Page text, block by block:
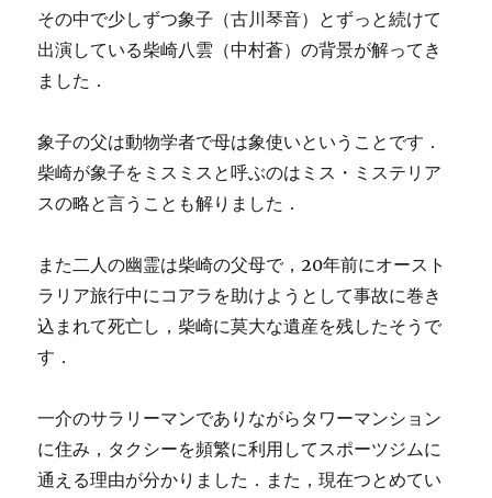
その中で少しずつ象子（古川琴音）とずっと続けて
出演している柴崎八雲（中村蒼）の背景が解ってき
ました．
象子の父は動物学者で母は象使いということです．
柴崎が象子をミスミスと呼ぶのはミス・ミステリア
スの略と言うことも解りました．
また二人の幽霊は柴崎の父母で，20年前にオースト
ラリア旅行中にコアラを助けようとして事故に巻き
込まれて死亡し，柴崎に莫大な遺産を残したそうで
す．
一介のサラリーマンでありながらタワーマンション
に住み，タクシーを頻繁に利用してスポーツジムに
通える理由が分かりました．また，現在つとめてい